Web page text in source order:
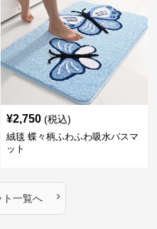
¥2,750 (税込)
絨毯 蝶々柄ふわふわ吸水バスマ
ット
一覧へ ›